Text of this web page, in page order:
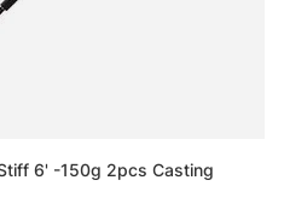
6' -150g 2pcs Casting